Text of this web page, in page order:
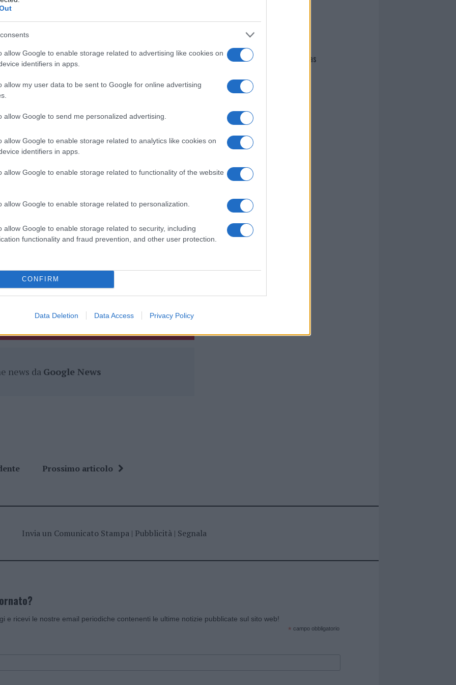
allow Google to enable storage related to advertising like cookies on
identifiers in apps.
allow my user data to be sent to Google for online advertising
allow Google to send me personalized advertising.
allow Google to enable storage related to analytics like cookies on
identifiers in apps.
allow Google to enable storage related to functionality of the website
allow Google to enable storage related to personalization.
allow Google to enable storage related to security, including
functionality and fraud prevention, and other user protection.
CONFIRM
Data Deletion Data Access Privacy Policy
fiscale legati all’ingresso di beni di valore
nella sezione
di GalluraOggi.it
i tuoi video e le tue foto
+39 345 356 7512
news da Google News
Prossimo articolo
Giovannimaria Cabras
Invia un Comunicato Stampa| Pubblicità| Segnala
e ricevi le nostre email periodiche contenenti le ultime notizie pubblicate sul sito web!
* campo obbligatorio